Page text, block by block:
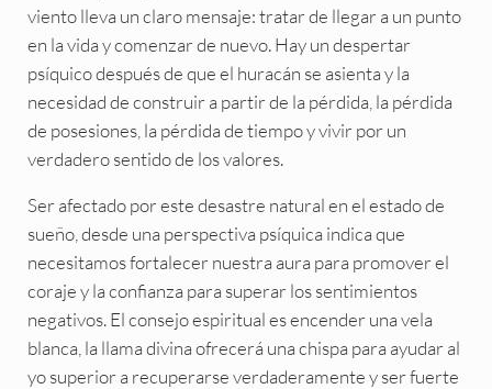
viento lleva un claro mensaje: tratar de llegar a un punto
en la vida y comenzar de nuevo. Hay un despertar
psíquico después de que el huracán se asienta y la
necesidad de construir a partir de la pérdida, la pérdida
de posesiones, la pérdida de tiempo y vivir por un
verdadero sentido de los valores.
Ser afectado por este desastre natural en el estado de
sueño, desde una perspectiva psíquica indica que
necesitamos fortalecer nuestra aura para promover el
coraje y la confianza para superar los sentimientos
negativos. El consejo espiritual es encender una vela
blanca, la llama divina ofrecerá una chispa para ayudar al
yo superior a recuperarse verdaderamente y ser fuerte